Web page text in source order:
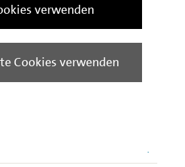
Cookies verwenden
verwenden